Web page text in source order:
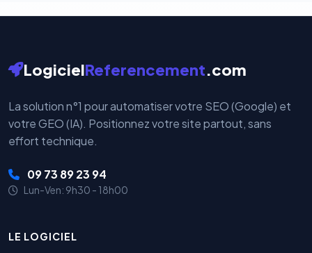
LogicielReferencement.com
La solution n°1 pour automatiser votre SEO (Google) et
votre GEO (IA). Positionnez votre site partout, sans
effort technique.
09 73 89 23 94
Lun-Ven: 9h30 - 18h00
LE LOGICIEL